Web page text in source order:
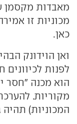
מאבדות מקסמן
מכוניות זו
כאן.
ואן הוידונק
לפנות לכיוונים
הוא מכנה "חסר
מקוריות.
המכוניות) תהיה